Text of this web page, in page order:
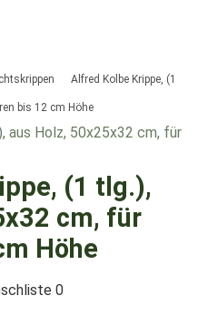
Alfred Kolbe Krippe, (1
bis 12 cm Höhe
(1 tlg.),
cm, für
Höhe
0